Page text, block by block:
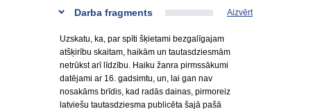
Darba fragments Aizvērt
Uzskatu, ka, par spīti šķietami bezgalīgajam
atšķirību skaitam, haikām un tautasdziesmām
netrūkst arī līdzību. Haiku žanra pirmssākumi
datējami ar 16. gadsimtu, un, lai gan nav
nosakāms brīdis, kad radās dainas, pirmoreiz
latviešu tautasdziesma publicēta šajā pašā